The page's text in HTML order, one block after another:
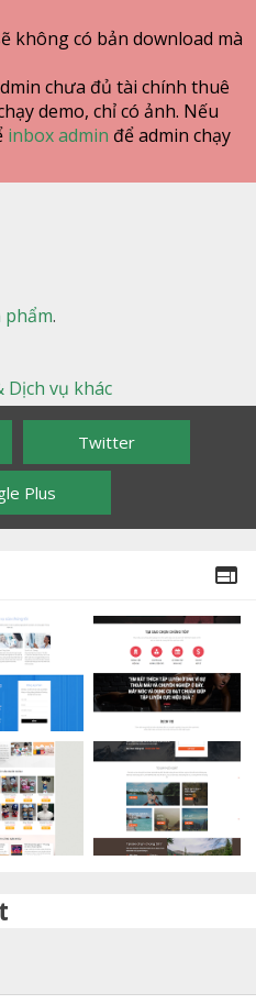
không có bản download mà
chưa đủ tài chính thuê
demo, chỉ có ảnh. Nếu
inbox admin để admin chạy
phẩm.
Dịch vụ khác
Twitter
Plus
